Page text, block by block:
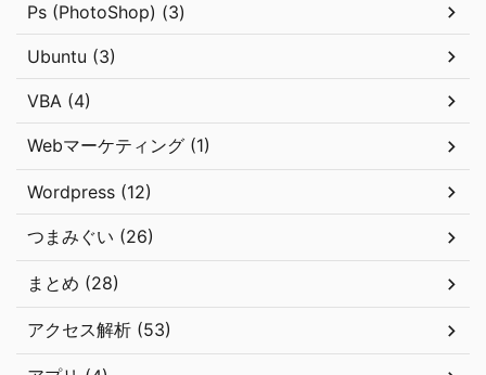
Ps (PhotoShop) (3)
Ubuntu (3)
VBA (4)
Webマーケティング (1)
Wordpress (12)
つまみぐい (26)
まとめ (28)
アクセス解析 (53)